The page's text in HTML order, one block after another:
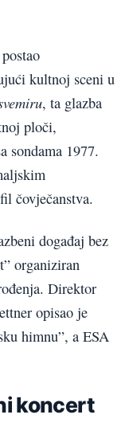
kultnoj sceni u
, ta glazba
ploči,
sondama 1977.
čovječanstva.
događaj bez
organiziran
Direktor
opisao je
himnu”, a ESA
koncert